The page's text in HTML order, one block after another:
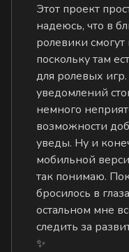
Этот проект
надеюсь, что в
ролевики смогут
поскольку там
для ролевых
уведомлений
немного
возможности
уведы. Ну и
мобильной
так понимаю.
бросилось в
остальном мне
следить за
✨